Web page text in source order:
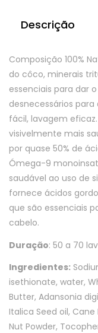
Descrição
Composição 100%
do côco, minerais
essenciais para dar
desnecessários
fácil, lavagem
visivelmente mais
por quase 50% de
Ómega-9
saudável ao uso de
fornece ácidos
que são essenciais
cabelo.
Duração: 50 a 70
Ingredientes:
isethionate, water,
Butter, Adansonia
Italica Seed oil,
Nut Powder,